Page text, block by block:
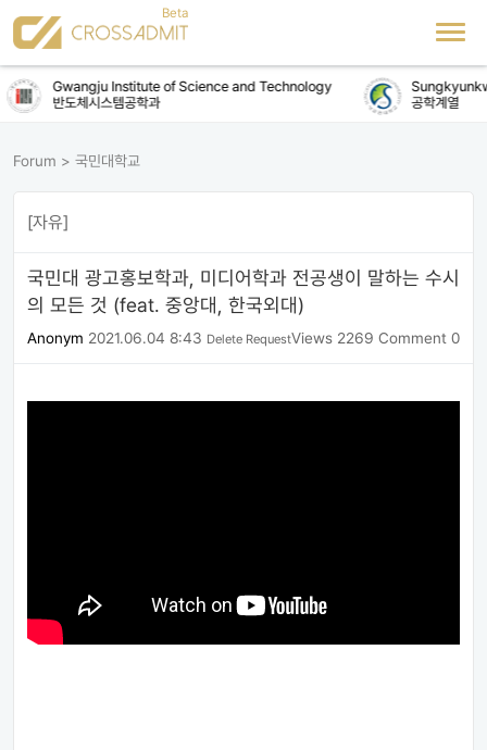
Gwangju Institute of Science and Technology
반도체시스템공학과
공학계열
Forum > 국민대학교
[자유]
국민대 광고홍보학과, 미디어학과 전공생이 말하는 수시
의 모든 것 (feat. 중앙대, 한국외대)
Anonym 2021.06.04 8:43 Delete RequestViews 2269 Comment 0